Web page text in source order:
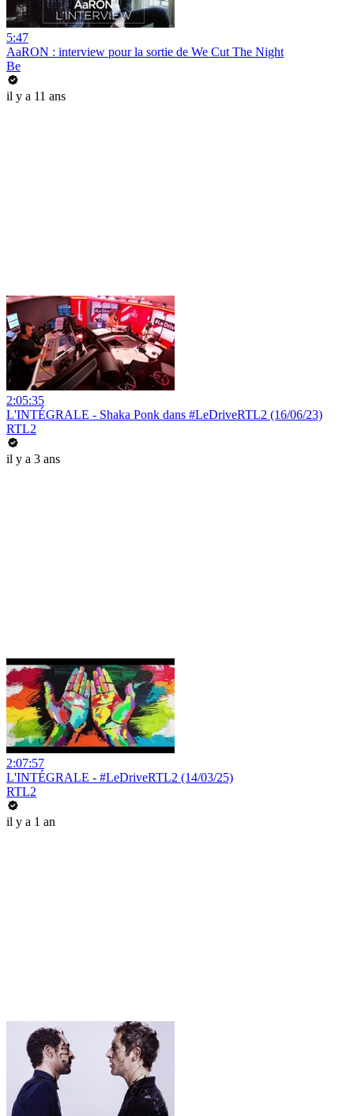
5:47
AaRON : interview pour la sortie de We Cut The Night
Be
il y a 11 ans
2:05:35
L'INTÉGRALE - Shaka Ponk dans #LeDriveRTL2 (16/06/23)
RTL2
il y a 3 ans
2:07:57
L'INTÉGRALE - #LeDriveRTL2 (14/03/25)
RTL2
il y a 1 an